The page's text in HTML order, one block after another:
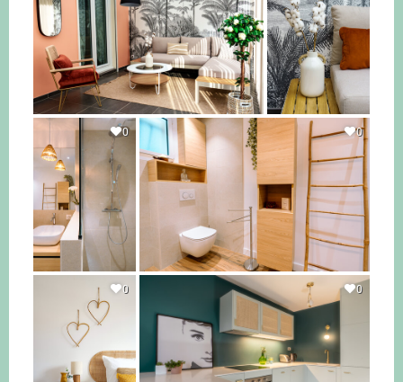
0 0
0 0